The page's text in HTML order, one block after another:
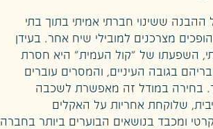
ששינוי חברתי אמיתי בתוך בתי
מצרכנים למובילי שיח אחר. בעידן
השפעתו של "קול העמית" היא חסרת
בגובה העיניים, והמסרים עוברים
בחירה במודל זה מאפשרת לשכבה
שלוקחת אחריות על האקלים
ומכבד בנושאים הבוערים ביותר בחברה